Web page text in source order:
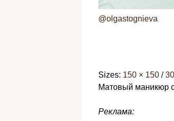
@olgastognieva
Sizes: 150 × 150 /
Матовый маникюр
Реклама: